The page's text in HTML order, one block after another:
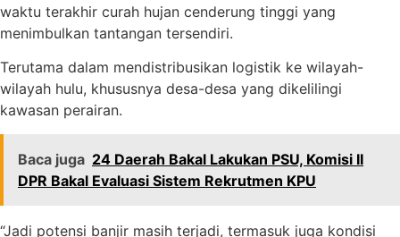
waktu terakhir curah hujan cenderung tinggi yang
menimbulkan tantangan tersendiri.
Terutama dalam mendistribusikan logistik ke wilayah-
wilayah hulu, khususnya desa-desa yang dikelilingi
kawasan perairan.
Baca juga 24 Daerah Bakal Lakukan PSU, Komisi II
DPR Bakal Evaluasi Sistem Rekrutmen KPU
“Jadi potensi banjir masih terjadi, termasuk juga kondisi